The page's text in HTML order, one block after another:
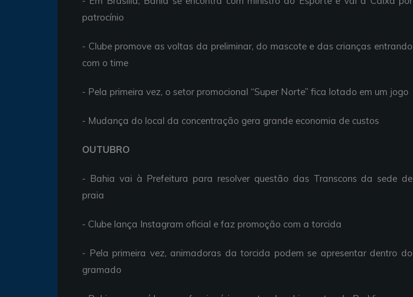
patrocínio
- Clube promove as voltas da preliminar, do mascote e das crianças entrando
com o time
- Pela primeira vez, o setor promocional “Super Norte” fica lotado em um jogo
- Mudança do local da concentração gera grande economia de custos
OUTUBRO
- Bahia vai à Prefeitura para resolver questão das Transcons da sede de
praia
- Clube lança Instagram oficial e faz promoção com a torcida
- Pela primeira vez, animadoras da torcida podem se apresentar dentro do
gramado